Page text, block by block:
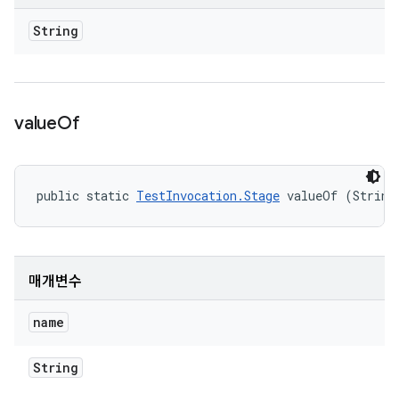
String
valueOf
public static TestInvocation.Stage valueOf (String
매개변수
name
String